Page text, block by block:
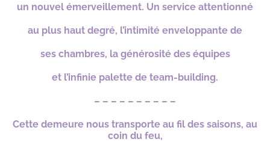
un nouvel émerveillement. Un service attentionné
au plus haut degré, l’intimité enveloppante de
ses chambres, la générosité des équipes
et l’infinie palette de team-building.
– – – – – – – – – –
Cette demeure nous transporte au fil des saisons, au
coin du feu,